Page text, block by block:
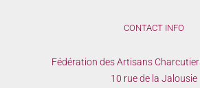
CONTACT INFO
Fédération des Artisans
10 rue de la Jalousie